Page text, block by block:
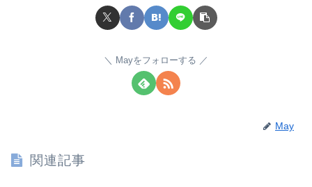
Mayをフォローする
May
関連記事